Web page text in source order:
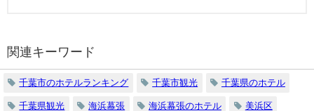
関連キーワード
千葉市のホテルランキング 千葉市観光 千葉県のホテル
千葉県観光 海浜幕張 海浜幕張のホテル 美浜区